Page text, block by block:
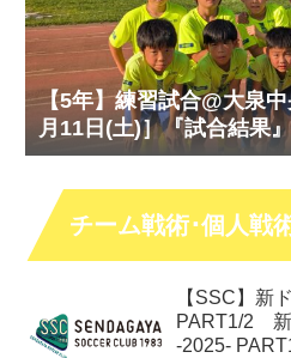
【5年】練習試合@大泉
月11日(土)］『試合結果
ト』『試合動画』
チーム戦術･個人戦
【SSC】新
PART1/2 新
-2025-